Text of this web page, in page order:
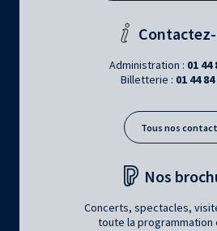
Administration : 01 44
Billetterie : 01 44
Tous nos
Nos
Concerts, spectacles,
toute la programmation